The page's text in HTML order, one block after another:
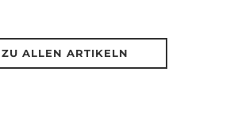
ZU ALLEN ARTIKELN